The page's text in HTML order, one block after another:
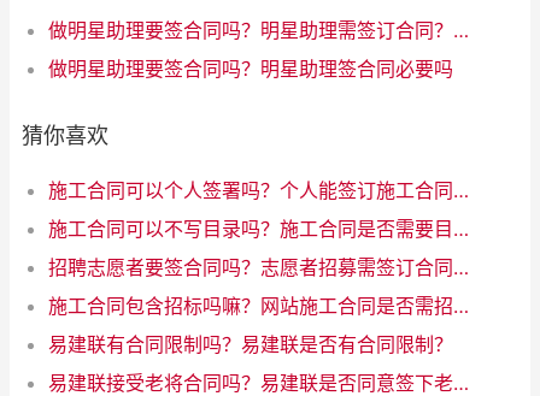
做明星助理要签合同吗？明星助理需签订合同？合约必不可少！
做明星助理要签合同吗？明星助理签合同必要吗
猜你喜欢
施工合同可以个人签署吗？个人能签订施工合同吗
施工合同可以不写目录吗？施工合同是否需要目录？优化互联网写作标题
招聘志愿者要签合同吗？志愿者招募需签订合同吗
施工合同包含招标吗嘛？网站施工合同是否需招标？解析一下规定！
易建联有合同限制吗？易建联是否有合同限制？
易建联接受老将合同吗？易建联是否同意签下老将合同